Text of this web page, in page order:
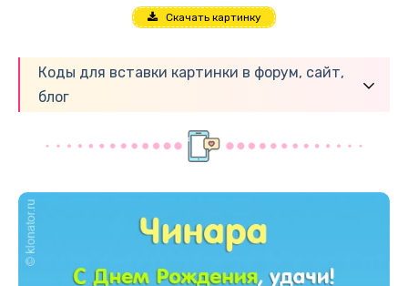
Скачать картинку
Коды для вставки картинки в форум, сайт,
блог